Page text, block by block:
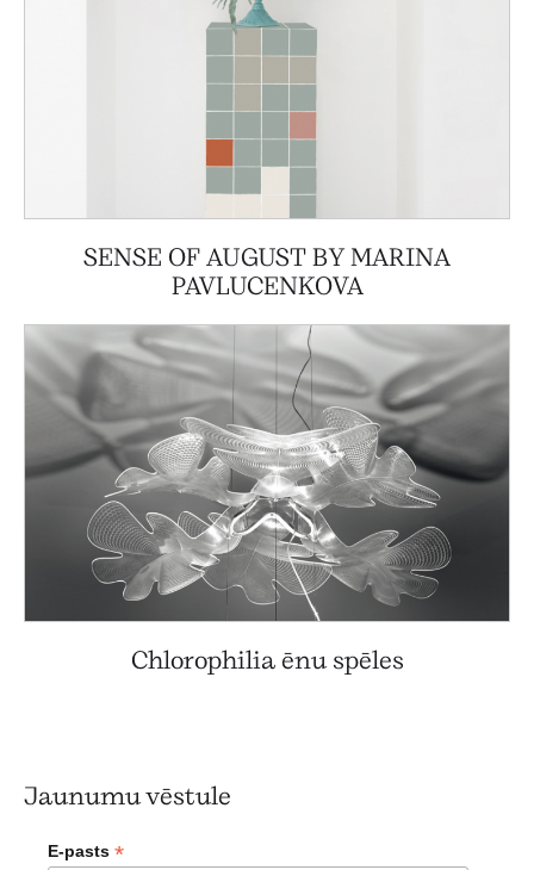
SENSE OF AUGUST BY MARINA
PAVLUCENKOVA
Chlorophilia ēnu spēles
Jaunumu vēstule
E-pasts *